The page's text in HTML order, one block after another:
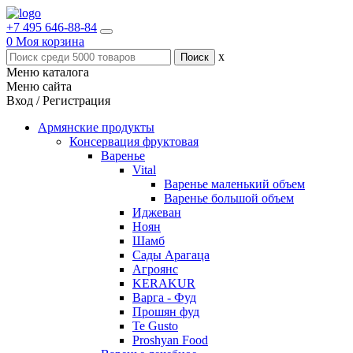
+7 495 646-88-84
0 Моя корзина
x
Меню каталога
Меню сайта
Вход / Регистрация
Армянские продукты
Консервация фруктовая
Варенье
Vital
Варенье маленький объем
Варенье большой объем
Иджеван
Ноян
Шамб
Сады Арагаца
Агроянс
KERAKUR
Варга - Фуд
Прошян фуд
Te Gusto
Proshyan Food